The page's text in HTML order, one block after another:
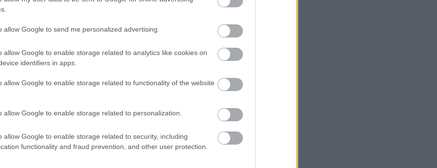
allow Google to send me personalized advertising.
allow Google to enable storage related to analytics like cookies on
identifiers in apps.
allow Google to enable storage related to functionality of the website
allow Google to enable storage related to personalization.
allow Google to enable storage related to security, including
functionality and fraud prevention, and other user protection.
τα εξής: